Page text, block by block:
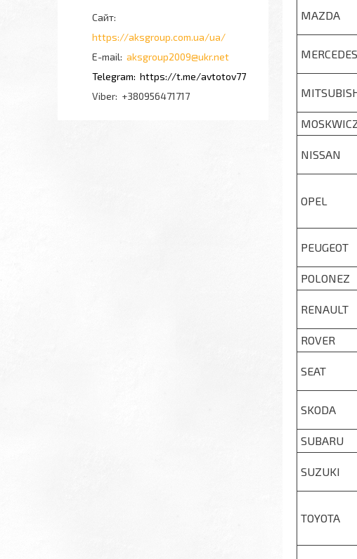
MAZDA
MERCEDES
NISSAN
OPEL
PEUGEOT
POLONEZ
RENAULT
ROVER
SEAT
SKODA
SUBARU
SUZUKI
TOYOTA
https://aksgroup.com.ua/ua/
aksgroup2009@ukr.net
https://t.me/avtotov77
+380956471717